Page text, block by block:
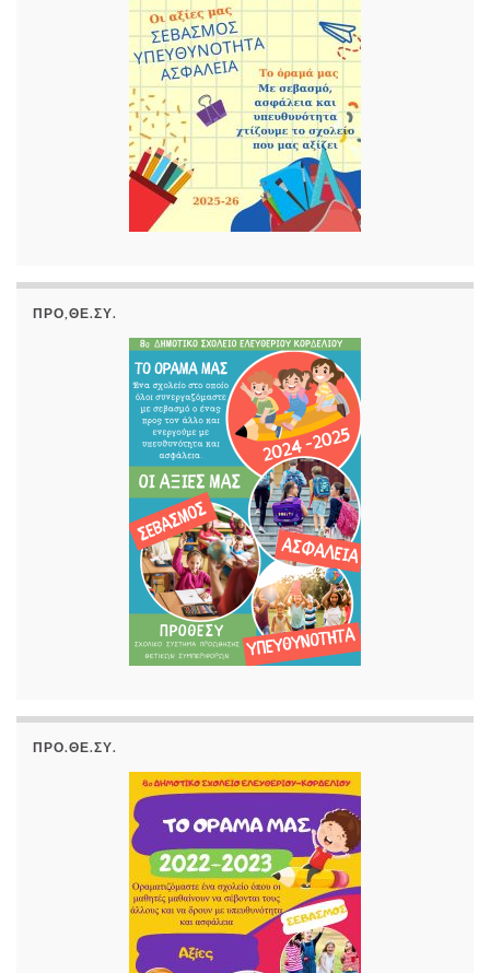
ΠΡΟ,ΘΕ.ΣΥ.
ΠΡΟ.ΘΕ.ΣΥ.